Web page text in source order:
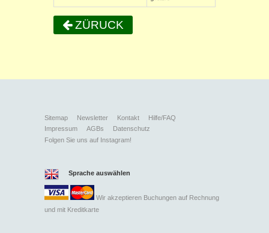
ZÜRUCK
Sitemap Newsletter Kontakt
Hilfe/FAQ
Impressum
AGBs
Datenschutz
Folgen Sie uns auf Instagram!
Sprache auswählen
Wir akzeptieren Buchungen auf Rechnung
und mit Kreditkarte